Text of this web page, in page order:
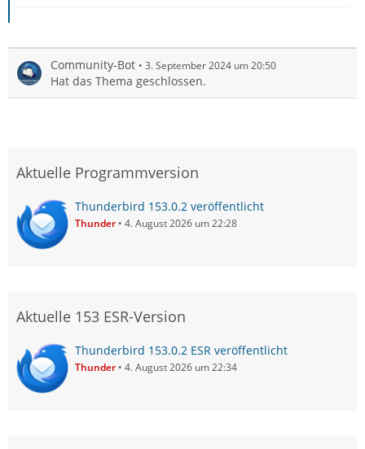
Community-Bot 3. September 2024 um 20:50
Hat das Thema geschlossen.
Aktuelle Programmversion
Thunderbird 153.0.2 veröffentlicht
Thunder 4. August 2026 um 22:28
Aktuelle 153 ESR-Version
Thunderbird 153.0.2 ESR veröffentlicht
Thunder 4. August 2026 um 22:34